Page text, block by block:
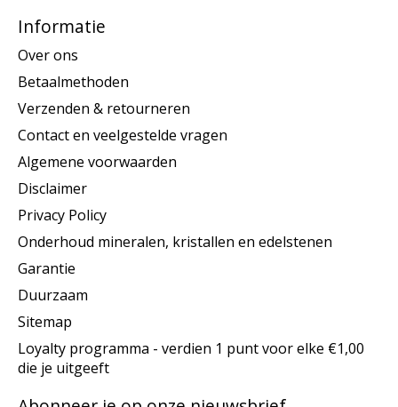
Informatie
Over ons
Betaalmethoden
Verzenden & retourneren
Contact en veelgestelde vragen
Algemene voorwaarden
Disclaimer
Privacy Policy
Onderhoud mineralen, kristallen en edelstenen
Garantie
Duurzaam
Sitemap
Loyalty programma - verdien 1 punt voor elke €1,00
die je uitgeeft